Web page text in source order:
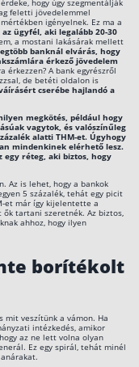
feletti jövedelemmel
igényelnek. Ez ma a
ügyfél, aki legalább 20-30
a mostani lakásárak mellett
banknál elvárás, hogy
érkező jövedelem
érkezzen? A bank egyrészről
de betéti oldalon is
cserébe hajlandó a
megkötés, például hogy
vagytok, és valószínűleg
alatti THM-et. Úgyhogy
mindenkinek elérhető lesz.
egy réteg, aki biztos, hogy
Az is lehet, hogy a bankok
5 százalék, tehát egy picit
et már így kijelentette a
tartani szeretnék. Az biztos,
ahhoz, hogy ilyen
borítékolt
mit veszítünk a vámon. Ha
intézkedés, amikor
az ne lett volna olyan
Ez egy spirál, tehát minél